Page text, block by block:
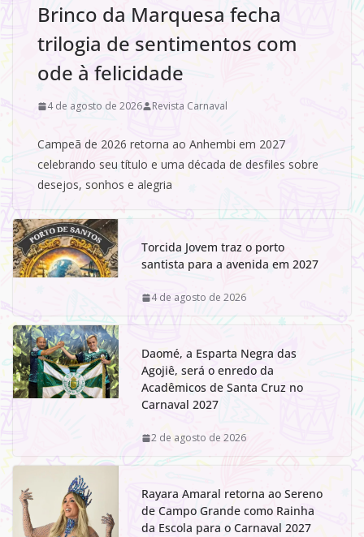
Brinco da Marquesa fecha
trilogia de sentimentos com
ode à felicidade
4 de agosto de 2026 Revista Carnaval
Campeã de 2026 retorna ao Anhembi em 2027
celebrando seu título e uma década de desfiles sobre
desejos, sonhos e alegria
Torcida Jovem traz o porto
santista para a avenida em 2027
4 de agosto de 2026
Daomé, a Esparta Negra das
Agojiê, será o enredo da
Acadêmicos de Santa Cruz no
Carnaval 2027
2 de agosto de 2026
Rayara Amaral retorna ao Sereno
de Campo Grande como Rainha
da Escola para o Carnaval 2027